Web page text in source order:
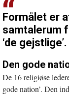
Formålet er
samtalerum
‘de gejstlige’.
Den gode
De 16 religiøse
gode nation’. Den